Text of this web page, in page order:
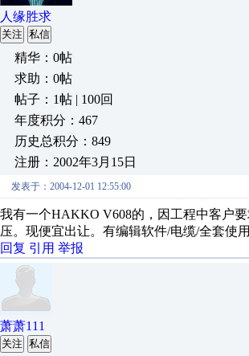
人缘胜求
关注 私信
精华：0帖
求助：0帖
帖子：1帖 | 100回
年度积分：467
历史总积分：849
注册：2002年3月15日
发表于：2004-12-01 12:55:00
我有一个HAKKO V608的，因工程中客户
压。现便宜出让。有编辑软件/电缆/全套使
回复 引用 举报
萧萧111
关注 私信